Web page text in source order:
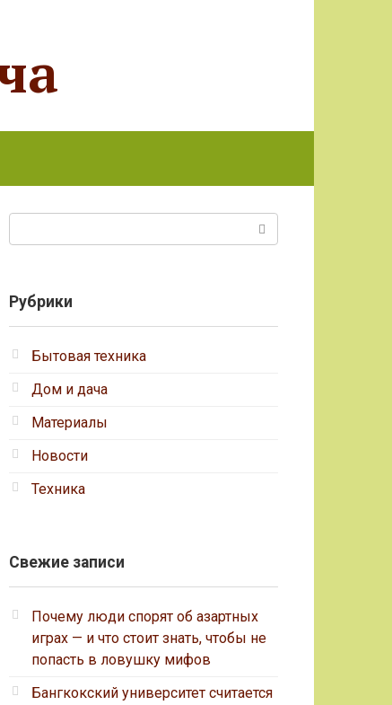
Рубрики
Бытовая техника
Дом и дача
Материалы
Новости
Техника
Свежие записи
Почему люди спорят об азартных
играх — и что стоит знать, чтобы не
попасть в ловушку мифов
Бангкокский университет считается